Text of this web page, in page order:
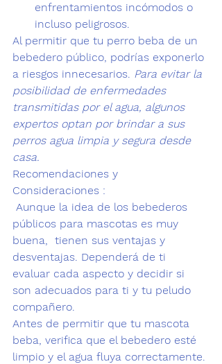
enfrentamientos incómodos o
incluso peligrosos.
Al permitir que tu perro beba de un
bebedero público, podrías exponerlo
a riesgos innecesarios. Para evitar la
posibilidad de enfermedades
transmitidas por el agua, algunos
expertos optan por brindar a sus
perros agua limpia y segura desde
casa.
Recomendaciones y
Consideraciones :
públicos para mascotas es muy
buena,  tienen sus ventajas y
desventajas. Dependerá de ti
evaluar cada aspecto y decidir si
son adecuados para ti y tu peludo
compañero.
Antes de permitir que tu mascota
beba, verifica que el bebedero esté
limpio y el agua fluya correctamente.